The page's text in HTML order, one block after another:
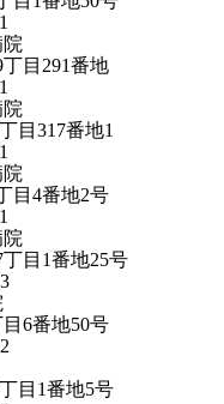
目291番地
目317番地1
目4番地2号
目1番地25号
6番地50号
目1番地5号